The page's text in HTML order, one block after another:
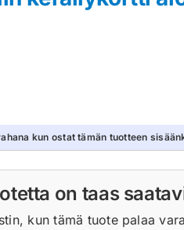
kun ostat tämän tuotteen
on taas
kun tämä tuote palaa